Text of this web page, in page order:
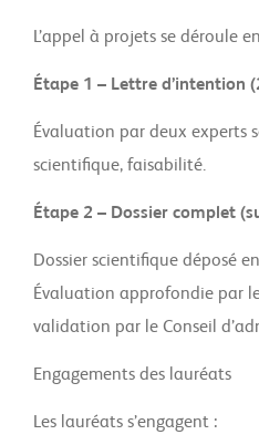
L’appel à projets se déroule
Étape 1 – Lettre d’intention
Évaluation par deux experts
scientifique, faisabilité.
Étape 2 – Dossier complet
Dossier scientifique déposé
Évaluation approfondie par
validation par le Conseil
Engagements des lauréats
Les lauréats s’engagent :